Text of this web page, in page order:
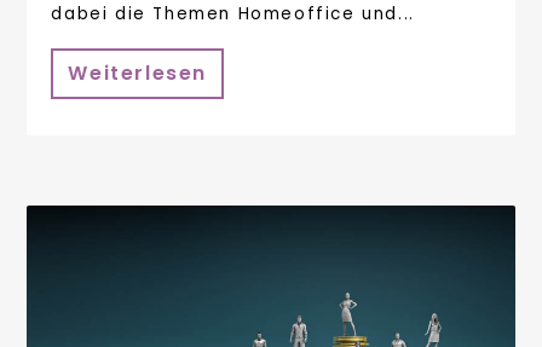
dabei die Themen Homeoffice und...
Weiterlesen